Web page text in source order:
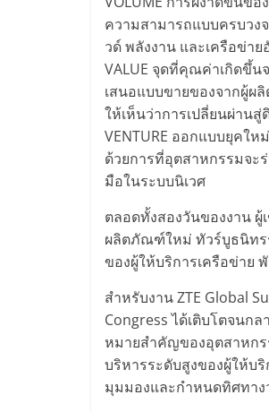
ความสามารถแบบครบวง
วด์ พลังงาน และเครือข่า
VALUE จุดที่คุณค่าเกิดขึ้
เสนอแบบขายของจากผู้ผ
ให้เห็นว่าการเปลี่ยนผ่านสู่
VENTURE ออกแบบยุคใ
ด้วยการที่อุตสาหกรรมจะ
มือในระบบนิเวศ
ตลอดทั้งสองวันของงาน ผู้
ผลิตภัณฑ์ใหม่ ทัวร์บูธนิทร
ของผู้ให้บริการเครือข่าย
สำหรับงาน ZTE Global
Congress ได้เติบโตจนก
หมายสำคัญของอุตสาหกร
บริหารระดับสูงของผู้ให้บ
มุมมองและกำหนดทิศทา